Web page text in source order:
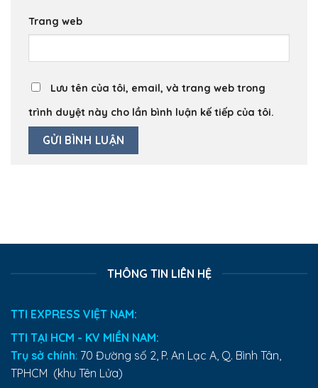
Trang web
Lưu tên của tôi, email, và trang web trong
trình duyệt này cho lần bình luận kế tiếp của tôi.
THÔNG TIN LIÊN HỆ
TTI EXPRESS VIỆT NAM:
TTI TẠI HCM - KV MIỀN NAM:
Trụ sở chính: 70 Đường số 2, P. An Lạc A, Q. Bình Tân,
TPHCM (khu Tên Lửa)